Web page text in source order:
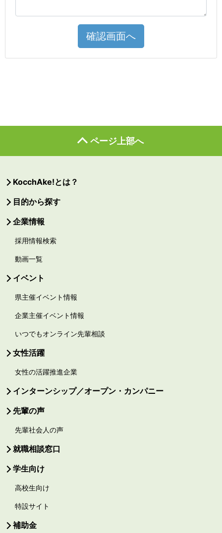
確認画面へ
ページ上部へ
KocchAke!とは？
目的から探す
企業情報
採用情報検索
動画一覧
イベント
県主催イベント情報
企業主催イベント情報
いつでもオンライン先輩相談
女性活躍
女性の活躍推進企業
インターンシップ／オープン・カンパニー
先輩の声
先輩社会人の声
就職相談窓口
学生向け
高校生向け
特設サイト
補助金